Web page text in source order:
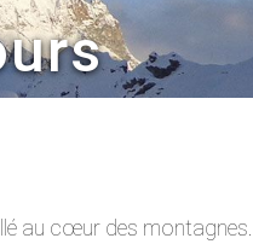
au cœur des